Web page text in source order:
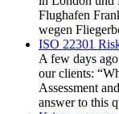
Flughafen
wegen
ISO 22301
A few days
our clients:
Assessment
answer to this